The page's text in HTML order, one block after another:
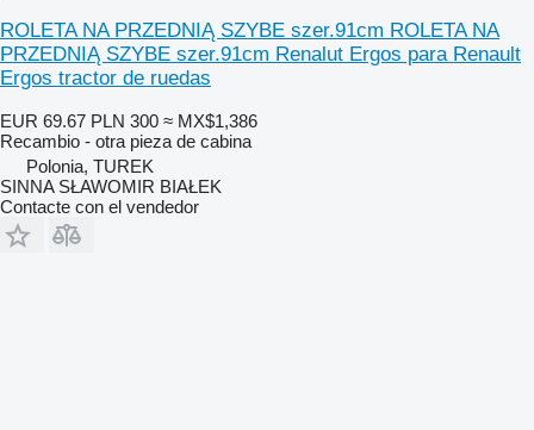
ROLETA NA PRZEDNIĄ SZYBE szer.91cm ROLETA NA
PRZEDNIĄ SZYBE szer.91cm Renalut Ergos para Renault
Ergos tractor de ruedas
EUR 69.67 PLN 300 ≈ MX$1,386
Recambio - otra pieza de cabina
Polonia, TUREK
SINNA SŁAWOMIR BIAŁEK
Contacte con el vendedor